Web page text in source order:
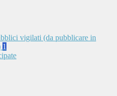
vigilati (da pubblicare in
1